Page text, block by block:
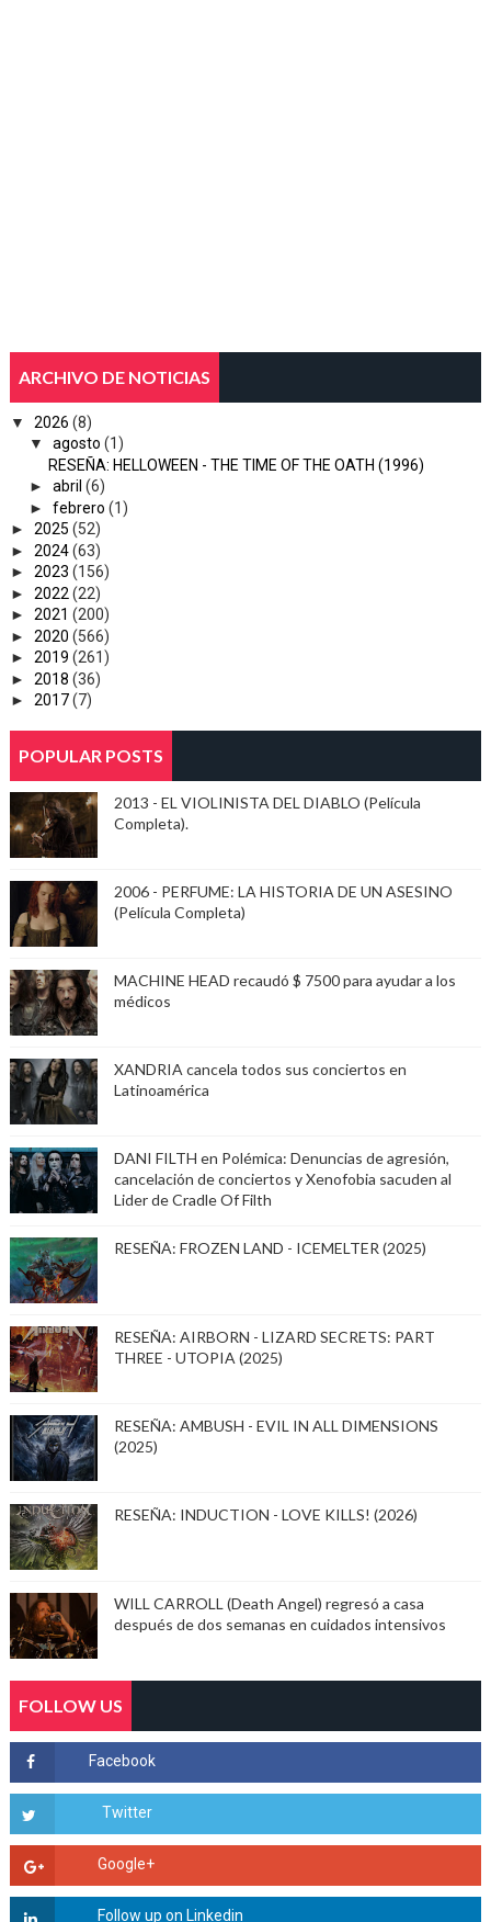
ARCHIVO DE NOTICIAS
▼ 2026 (8)
▼
agosto (1)
RESEÑA: HELLOWEEN - THE TIME OF THE OATH (1996)
► abril (6)
► febrero (1)
► 2025 (52)
► 2024(63)
► 2023 (156)
► 2022 (22)
► 2021 (200)
► 2020 (566)
► 2019 (261)
► 2018 (36)
► 2017(7)
POPULAR POSTS
2013 - EL VIOLINISTA DEL DIABLO (Película
Completa).
2006 - PERFUME: LA HISTORIA DE UN ASESINO
(Película Completa)
MACHINE HEAD recaudó $ 7500 para ayudar a los
médicos
XANDRIA cancela todos sus conciertos en
Latinoamérica
DANI FILTH en Polémica: Denuncias de agresión,
cancelación de conciertos y Xenofobia sacuden al
Lider de Cradle Of Filth
RESEÑA: FROZEN LAND - ICEMELTER (2025)
RESEÑA: AIRBORN - LIZARD SECRETS: PART
THREE - UTOPIA (2025)
RESEÑA: AMBUSH - EVIL IN ALL DIMENSIONS
(2025)
RESEÑA: INDUCTION - LOVE KILLS! (2026)
WILL CARROLL (Death Angel) regresó a casa
después de dos semanas en cuidados intensivos
FOLLOW US